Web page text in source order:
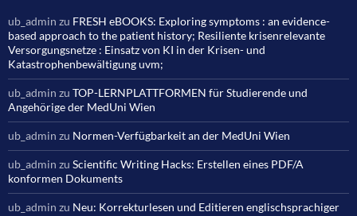
ub_admin zu FRESH eBOOKS: Exploring symptoms : an evidence-
based approach to the patient history; Resiliente krisenrelevante
Versorgungsnetze : Einsatz von KI in der Krisen- und
Katastrophenbewältigung uvm;
ub_admin zu TOP-LERNPLATTFORMEN für Studierende und
Angehörige der MedUni Wien
ub_admin zu Normen-Verfügbarkeit an der MedUni Wien
ub_admin zu Scientific Writing Hacks: Erstellen eines PDF/A
konformen Dokuments
ub_admin zu Neu: Korrekturlesen und Editieren englischsprachiger